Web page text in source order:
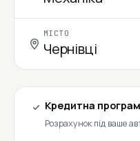
МІСТО
Чернівці
Кредитна
Розрахунок під ваше